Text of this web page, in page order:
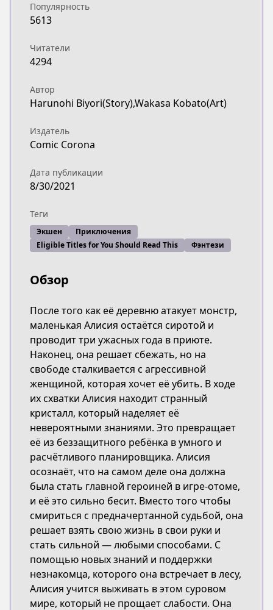
Популярность
5613
Читатели
4294
Автор
Harunohi Biyori(Story),Wakasa Kobato(Art)
Издатель
Comic Corona
Дата публикации
8/30/2021
Теги
Экшен
Приключения
Eligible Titles for You Should Read This
Фэнтези
Обзор
После того как её деревню атакует монстр,
маленькая Алисия остаётся сиротой и
проводит три ужасных года в приюте.
Наконец, она решает сбежать, но на
свободе сталкивается с агрессивной
женщиной, которая хочет её убить. В ходе
их схватки Алисия находит странный
кристалл, который наделяет её
невероятными знаниями. Это превращает
её из беззащитного ребёнка в умного и
расчётливого планировщика. Алисия
осознаёт, что на самом деле она должна
была стать главной героиней в игре-отоме,
и её это сильно бесит. Вместо того чтобы
смириться с предначертанной судьбой, она
решает взять свою жизнь в свои руки и
стать сильной — любыми способами. С
помощью новых знаний и поддержки
незнакомца, которого она встречает в лесу,
Алисия учится выживать в этом суровом
мире, который не прощает слабости. Она